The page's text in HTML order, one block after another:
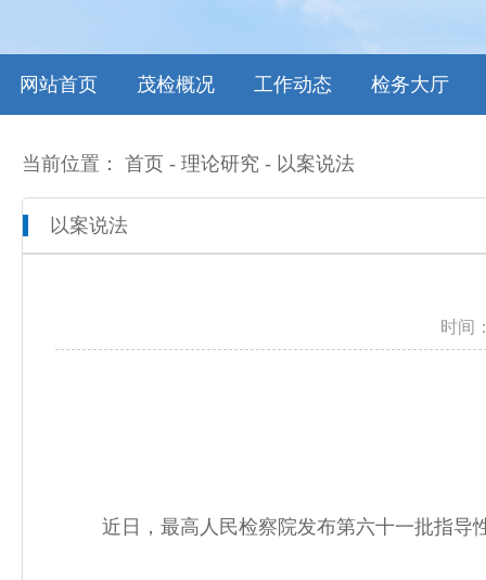
网站首页 茂检概况
本院领导
工作动态
图片新闻
检务大厅
当前位置： 首页 - 理论研究 - 以案说法
以案说法
时间
近日，最高人民检察院发布第六十一批指导